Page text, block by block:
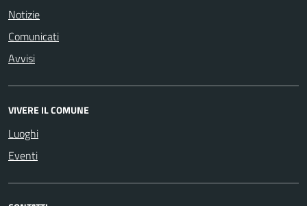
Notizie
Comunicati
Avvisi
VIVERE IL COMUNE
Luoghi
Eventi